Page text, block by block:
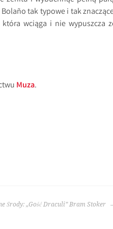
tak typowe i tak
wciąga i nie wypuszcza
Muza.
Środy: „Gość Draculi” Bram Stoker